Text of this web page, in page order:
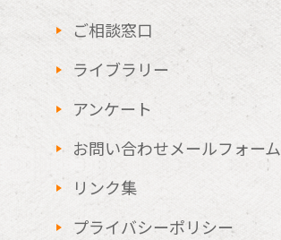
ご相談窓口
ライブラリー
アンケート
お問い合わせメールフォーム
リンク集
プライバシーポリシー